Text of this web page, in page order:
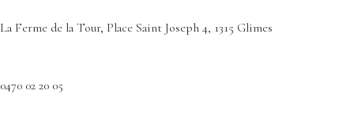
La Ferme de la Tour, Place Saint Joseph 4, 1315 Glimes
0470 02 20 05